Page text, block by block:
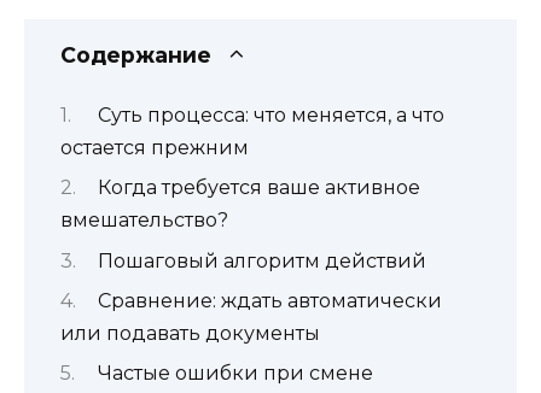
Содержание
Суть процесса: что меняется, а что
остается прежним
Когда требуется ваше активное
вмешательство?
Пошаговый алгоритм действий
Сравнение: ждать автоматически
или подавать документы
Частые ошибки при смене